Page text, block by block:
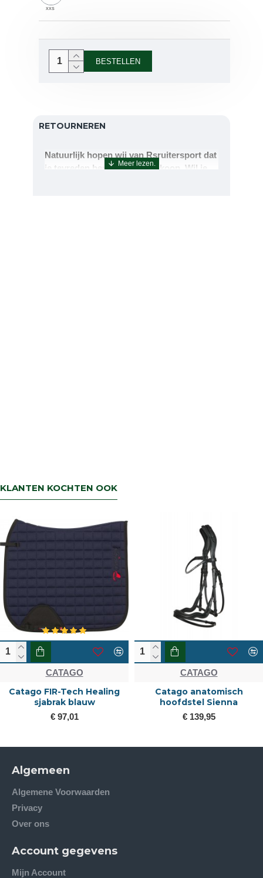
XXS
BESTELLEN
RETOURNEREN
Natuurlijk hopen wij van Rsruitersport dat
je tevreden bent met uw aankoop. Wil je
KLANTEN KOCHTEN OOK
CATAGO
Catago FIR-Tech Healing
sjabrak blauw
€ 97,01
CATAGO
Catago anatomisch
hoofdstel Sienna
€ 139,95
Algemeen
Algemene Voorwaarden
Privacy
Over ons
Account gegevens
Mijn Account